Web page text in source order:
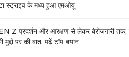
स्ट्राइव के मध्य हुआ एमओयू
Z प्रदर्शन और आरक्षण से लेकर बेरोजगारी तक,
मुद्दों पर की बात, पढ़ें टॉप बयान